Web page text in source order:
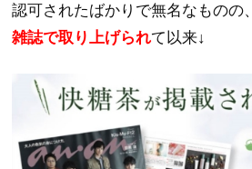
認可されたばかりで無名なものの、
雑誌で取り上げられて以来↓